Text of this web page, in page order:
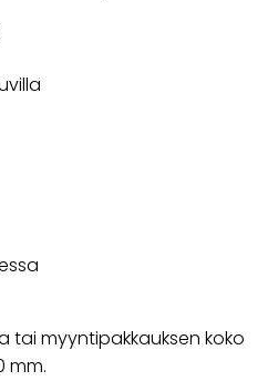
tai myyntipakkauksen koko
mm.